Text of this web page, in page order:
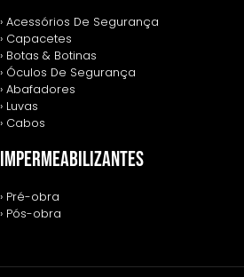
› Acessórios De Segurança
› Capacetes
› Botas & Botinas
› Óculos De Segurança
› Abafadores
› Luvas
› Cabos
IMPERMEABILIZANTES
› Pré-obra
› Pós-obra